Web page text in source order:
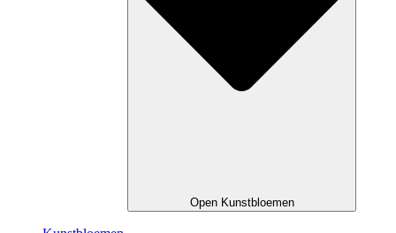
Open Kunstbloemen